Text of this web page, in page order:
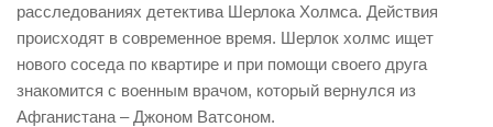
расследованиях детектива Шерлока Холмса. Действия
происходят в современное время. Шерлок холмс ищет
нового соседа по квартире и при помощи своего друга
знакомится с военным врачом, который вернулся из
Афганистана – Джоном Ватсоном.